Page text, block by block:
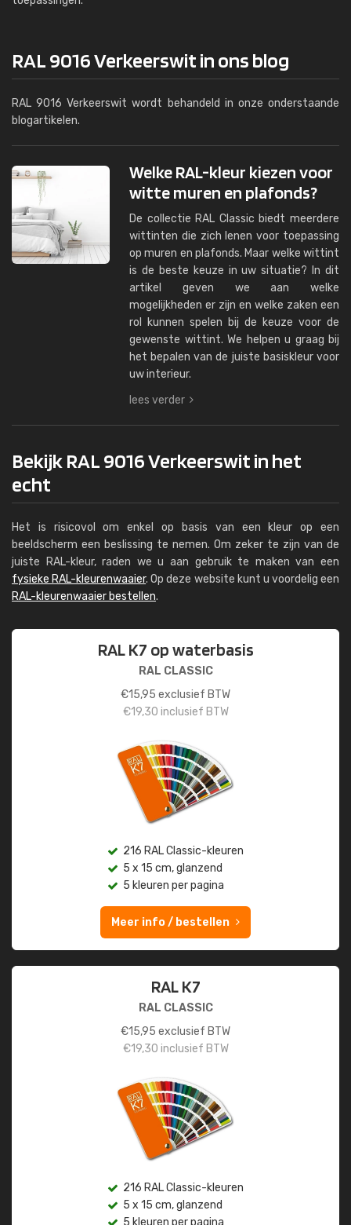
RAL 9016 Verkeerswit in ons blog
RAL 9016 Verkeerswit wordt behandeld in onze onderstaande
blogartikelen.
Welke RAL-kleur kiezen voor
witte muren en plafonds?
De collectie RAL Classic biedt meerdere
wittinten die zich lenen voor toepassing
op muren en plafonds. Maar welke wittint
is de beste keuze in uw situatie? In dit
artikel geven we aan welke
mogelijkheden er zijn en welke zaken een
rol kunnen spelen bij de keuze voor de
gewenste wittint. We helpen u graag bij
het bepalen van de juiste basiskleur voor
uw interieur.
lees verder
Bekijk RAL 9016 Verkeerswit in het
echt
Het is risicovol om enkel op basis van een kleur op een
beeldscherm een beslissing te nemen. Om zeker te zijn van de
juiste RAL-kleur, raden we u aan gebruik te maken van een
fysieke RAL-kleurenwaaier. Op deze website kunt u voordelig een
RAL-kleurenwaaier bestellen.
RAL K7 op waterbasis
RAL CLASSIC
€15,95 exclusief BTW
€19,30 inclusief BTW
216 RAL Classic-kleuren
5 x 15 cm, glanzend
5 kleuren per pagina
Meer info / bestellen
RAL K7
RAL CLASSIC
€15,95 exclusief BTW
€19,30 inclusief BTW
216 RAL Classic-kleuren
5 x 15 cm, glanzend
5 kleuren per pagina